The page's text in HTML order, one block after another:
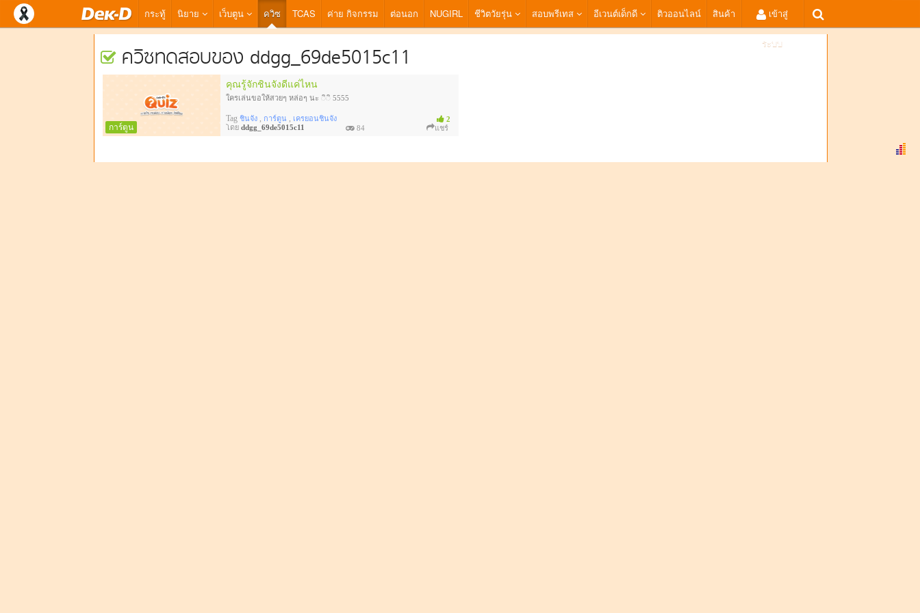
กระทู้ นิยาย เว็บตูน ควิซ TCAS ค่าย กิจกรรม ต่อนอก NUGIRL ชีวิตวัยรุ่น สอบพรีเทส อีเวนต์เด็กดี ติวออนไลน์ สินค้า เข้าสู่
ระบบ
ควิซทดสอบของ ddgg_69de5015c11
การ์ตูน
คุณรู้จักชินจังดีแค่ไหน
2
ใครเล่นขอให้สวยๆ หล่อๆ นะ ◌ิ◌ิ 5555
Tag ชินจัง , การ์ตูน , เครยอนชินจัง
โดย ddgg_69de5015c11 84 แชร์